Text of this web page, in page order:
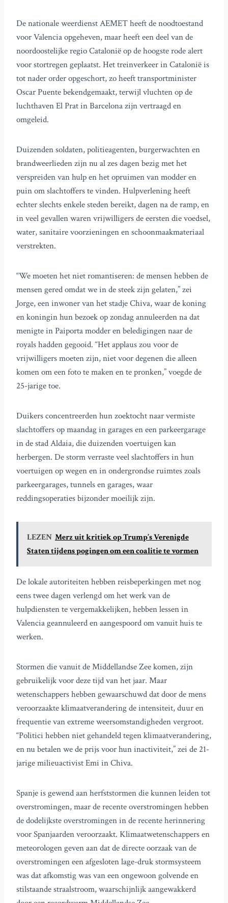
De nationale weerdienst AEMET heeft de noodtoestand
voor Valencia opgeheven, maar heeft een deel van de
noordoostelijke regio Catalonië op de hoogste rode alert
voor stortregen geplaatst. Het treinverkeer in Catalonië is
tot nader order opgeschort, zo heeft transportminister
Oscar Puente bekendgemaakt, terwijl vluchten op de
luchthaven El Prat in Barcelona zijn vertraagd en
omgeleid.
Duizenden soldaten, politieagenten, burgerwachten en
brandweerlieden zijn nu al zes dagen bezig met het
verspreiden van hulp en het opruimen van modder en
puin om slachtoffers te vinden. Hulpverlening heeft
echter slechts enkele steden bereikt, dagen na de ramp, en
in veel gevallen waren vrijwilligers de eersten die voedsel,
water, sanitaire voorzieningen en schoonmaakmateriaal
verstrekten.
“We moeten het niet romantiseren: de mensen hebben de
mensen gered omdat we in de steek zijn gelaten,” zei
Jorge, een inwoner van het stadje Chiva, waar de koning
en koningin hun bezoek op zondag annuleerden na dat
menigte in Paiporta modder en beledigingen naar de
royals hadden gegooid. “Het applaus zou voor de
vrijwilligers moeten zijn, niet voor degenen die alleen
komen om een foto te maken en te pronken,” voegde de
25-jarige toe.
Duikers concentreerden hun zoektocht naar vermiste
slachtoffers op maandag in garages en een parkeergarage
in de stad Aldaia, die duizenden voertuigen kan
herbergen. De storm verraste veel slachtoffers in hun
voertuigen op wegen en in ondergrondse ruimtes zoals
parkeergarages, tunnels en garages, waar
reddingsoperaties bijzonder moeilijk zijn.
LEZEN Merz uit kritiek op Trump’s Verenigde
Staten tijdens pogingen om een coalitie te vormen
De lokale autoriteiten hebben reisbeperkingen met nog
eens twee dagen verlengd om het werk van de
hulpdiensten te vergemakkelijken, hebben lessen in
Valencia geannuleerd en aangespoord om vanuit huis te
werken.
Stormen die vanuit de Middellandse Zee komen, zijn
gebruikelijk voor deze tijd van het jaar. Maar
wetenschappers hebben gewaarschuwd dat door de mens
veroorzaakte klimaatverandering de intensiteit, duur en
frequentie van extreme weersomstandigheden vergroot.
“Politici hebben niet gehandeld tegen klimaatverandering,
en nu betalen we de prijs voor hun inactiviteit,” zei de 21-
jarige milieuactivist Emi in Chiva.
Spanje is gewend aan herfststormen die kunnen leiden tot
overstromingen, maar de recente overstromingen hebben
de dodelijkste overstromingen in de recente herinnering
voor Spanjaarden veroorzaakt. Klimaatwetenschappers en
meteorologen geven aan dat de directe oorzaak van de
overstromingen een afgesloten lage-druk stormsysteem
was dat afkomstig was van een ongewoon golvende en
stilstaande straalstroom, waarschijnlijk aangewakkerd